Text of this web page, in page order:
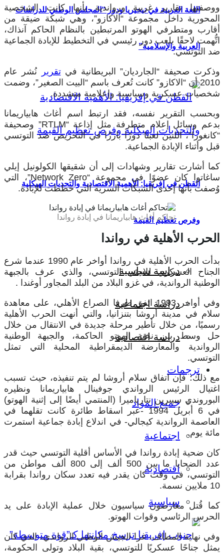
اللغة العربية في نيجيريا ودور “المجلس الوطني للدراسات
العربية والإسلامية”
القطن في إفريقيا: الأهمية الاقتصادية والتحديات الهيكلية
وفرص تعظيم القيمة
دراسة سياسية
دراسة اجتماعية
دراسة اقتصادية
ترجمات
جميع المواد
اجتماعية
اقتصادية
سياسية
ووصفتها تقارير غربية ورواندية بأنها كانت الشخصية
المحورية داخل مجموعة “الاكازو”، وهي شبكة ضيقة من
أقارب ومتطرفي الهوتو المرتبطين بالنظام الحاكم آنذاك،
اتُّهمت لاحقًا بلعب دور رئيسي في التخطيط للإبادة الجماعية
ضد التوتسي.
وذكرت صحيفة “الجارديان” البريطانية فيتقرير
نُشر عام
2010 أن “الاكازو” كانت تُعرف باسم “البيت الصغير”، وضمت
شخصيات عسكرية وسياسية وإعلامية متشددة.
وبحسب التقرير نفسه، فقد ارتبط اسم أغاث هابياريمانا
بدعم وسائل إعلام متطرفة مثل إذاعة “RTLM” وصحيفة
“كانغورا”، اللتين لعبتا دورًا بارزًا في التحريض ضد التوتسي
قبل وأثناء الإبادة الجماعية.
كما أشارت تقارير وشهادات إلى أن شقيقها الكولونيل إيلي
ساغاتوا كان عضوًا في مجموعة “Network Zero”، التي
وُصفت بأنها إحدى الشبكات السرية التي خططت للإبادة.
تحاكم أغاث هابياريمانا في إبادة رواندا
الحرب الأهلية في رواندا
بدأت الحرب الأهلية في رواندا أواخر عام 1990 عندما شرع
الجناح العسكري للاجئي التوتسي، والذي عرف بالجبهة
الوطنية الرواندية، في غزو البلاد من البلد المجاور أوغندا .
وفي أواخر 1993 اتفق طرفا الصراع الأهلي، على معاهدة
سلام في مدينة أروشا بتنزانيا، والتي أنهت الحرب الأهلية
رسميًا، من خلال تأطير مرحلة جديدة في الانتقال من خلال
حل وسط بين نخبة الهوتو الحاكمة، والجبهة الوطنية
الرواندية والمعارضة الديمقراطية المحلية التي تمثل
التوتسي.
مع ذلك؛ فإن اتفاق سلام أروشا لم يتم تنفيذه، حيث تسبب
اغتيال الرئيس الرواندي جوفينال هابياريمانا ونظيره
البوروندي سيبرين نتارياميرا (المنتمي أيضًا إلى إثنية الهوتو)
في 6 أبريل 1994 -عبر اسقاط طائرة كانت تقلهما في
العاصمة الرواندية كيجالي- في اندلاع إبادة جماعية استمرت
مائة يوم.
كان ضحية إبادة رواندا في الأساس أقلية التوتسي حيث قدر
عدد الضحايا ما بين 500 ألف إلى 800 ألف مواطن من
التوتسي، في وقت كان يقدر فيه تعدد سكان رواندا بقرابة
10 ملايين نسمة.
كما قُتل معارضون سياسيون خلال عملية الإبادة على يد
الحرس الرئاسي وقوات الهوتو.
وفي نهاية المطاف، غزا الجيش الوطني الرواندي، الذي كان
يمثل جناحًا عسكريًا للتوتسي، بقية البلاد وتولى الحكومة،